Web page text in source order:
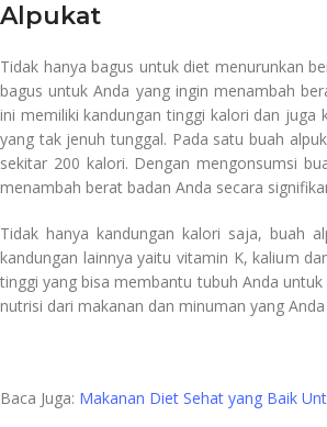
Alpukat
Tidak hanya bagus untuk diet menurunkan
bagus untuk Anda yang ingin menambah
ini memiliki kandungan tinggi kalori dan juga
yang tak jenuh tunggal. Pada satu buah
sekitar 200 kalori. Dengan mengonsumsi
menambah berat badan Anda secara
Tidak hanya kandungan kalori saja, buah
kandungan lainnya yaitu vitamin K, kalium
tinggi yang bisa membantu tubuh Anda
nutrisi dari makanan dan minuman yang
Baca Juga: Makanan Diet Sehat yang Baik